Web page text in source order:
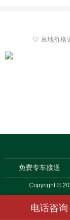
墓地价格
免费专车接送
Copyright ©
电话咨询